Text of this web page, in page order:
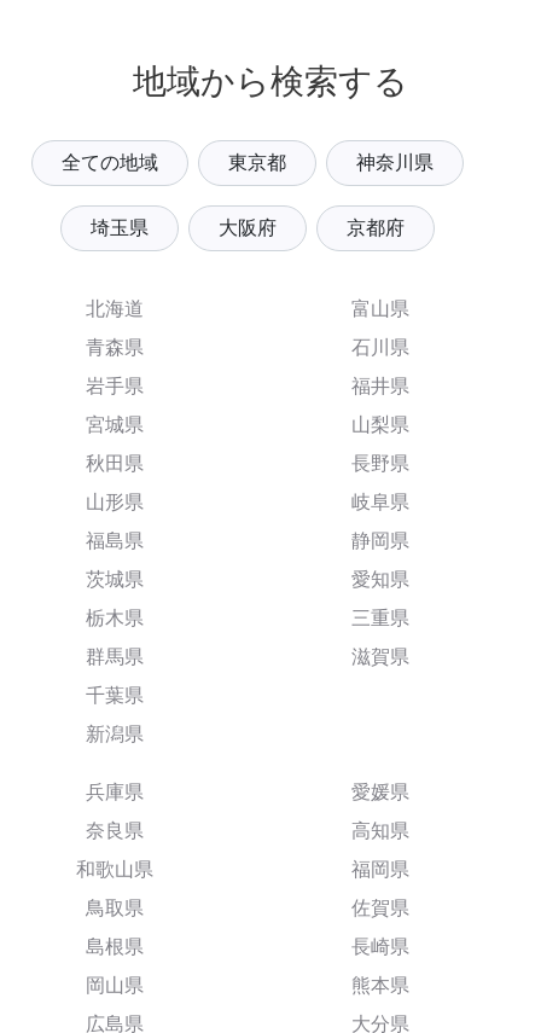
地域から検索する
全ての地域 東京都 神奈川県
埼玉県 大阪府 京都府
北海道
青森県
岩手県
宮城県
秋田県
山形県
福島県
茨城県
栃木県
群馬県
千葉県
新潟県
富山県
石川県
福井県
山梨県
長野県
岐阜県
静岡県
愛知県
三重県
滋賀県
兵庫県
奈良県
和歌山県
鳥取県
島根県
岡山県
広島県
愛媛県
高知県
福岡県
佐賀県
長崎県
熊本県
大分県